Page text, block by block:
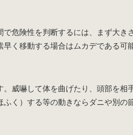
危険性を判断するには、まず大き
く移動する場合はムカデである可
威嚇して体を曲げたり、頭部を相
く）する等の動きならダニや別の